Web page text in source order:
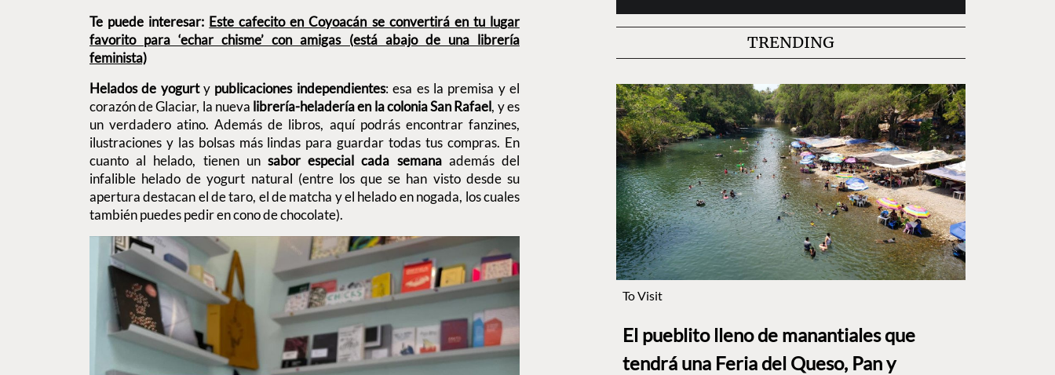
Te puede interesar: Este cafecito en Coyoacán se convertirá en tu lugar
favorito para ‘echar chisme’ con amigas (está abajo de una librería
feminista)
Helados de yogurty publicaciones independientes: esa es la premisa y el
corazón de Glaciar, la nueva librería-heladería en la colonia San Rafael, y es
un verdadero atino. Además de libros, aquí podrás encontrar fanzines,
ilustraciones y las bolsas más lindas para guardar todas tus compras. En
cuanto al helado, tienen un sabor especial cada semana además del
infalible helado de yogurt natural (entre los que se han visto desde su
apertura destacan el de taro, el de matcha y el helado en nogada, los cuales
también puedes pedir en cono de chocolate).
TRENDING
To Visit
El pueblito lleno de manantiales que
tendrá una Feria del Queso, Pan y